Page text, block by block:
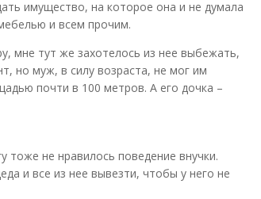
имущество, на которое она и не думала
и всем прочим.
мне тут же захотелось из нее выбежать,
но муж, в силу возраста, не мог им
почти в 100 метров. А его дочка –
тоже не нравилось поведение внучки.
и все из нее вывезти, чтобы у него не